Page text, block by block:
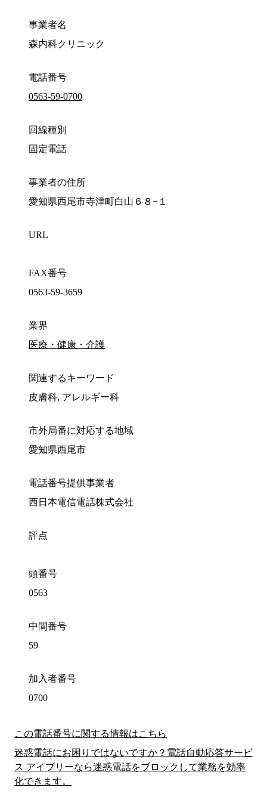
事業者名
森内科クリニック
電話番号
0563-59-0700
回線種別
固定電話
事業者の住所
愛知県西尾市寺津町白山６８−１
URL
FAX番号
0563-59-3659
業界
医療・健康・介護
関連するキーワード
皮膚科, アレルギー科
市外局番に対応する地域
愛知県西尾市
電話番号提供事業者
西日本電信電話株式会社
評点
頭番号
0563
中間番号
59
加入者番号
0700
この電話番号に関する情報はこちら
迷惑電話にお困りではないですか？電話自動応答サービ
ス アイブリーなら迷惑電話をブロックして業務を効率
化できます。